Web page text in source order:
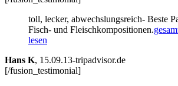
toll, lecker, abwechslungsreich- Beste
Fisch- und Fleischkompositionen.
lesen
Hans K, 15.09.13-tripadvisor.de
[/fusion_testimonial]